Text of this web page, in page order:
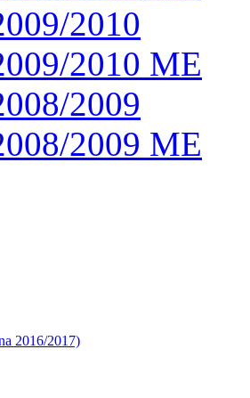
2010
2010 ME
2009
2009 ME
2016/2017)